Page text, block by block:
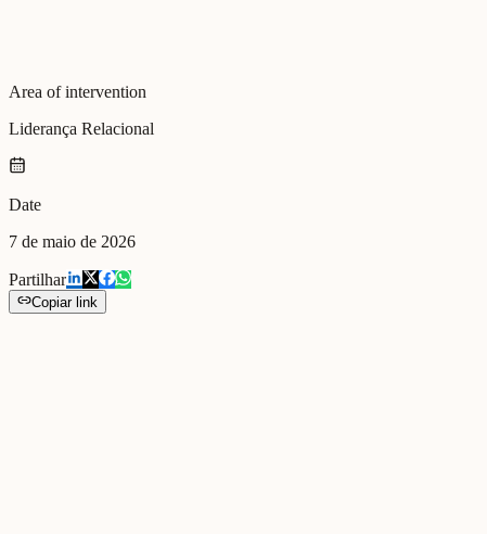
Area of intervention
Liderança Relacional
Date
7 de maio de 2026
Partilhar
Copiar link